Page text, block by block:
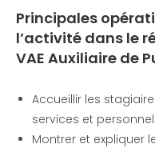
Principales
l’activité dans le
VAE Auxiliaire de
Accueillir les
services et
Montrer et expliquer